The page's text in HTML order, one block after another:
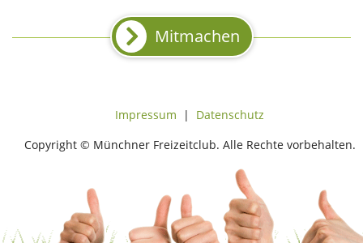
Mitmachen
Impressum | Datenschutz
Copyright © Münchner Freizeitclub. Alle Rechte vorbehalten.